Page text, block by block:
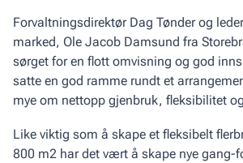
Forvaltningsdirektør Dag Tønder og
marked, Ole Jacob Damsund fra
sørget for en flott omvisning og god
satte en god ramme rundt et
mye om nettopp gjenbruk, fleksibilitet
Like viktig som å skape et fleksibelt
800 m2 har det vært å skape nye gang-